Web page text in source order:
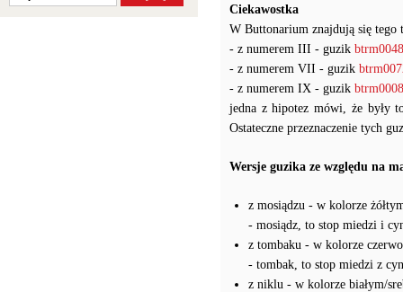
Ciekawostka
W Buttonarium znajdują się
- z numerem III - guzik
- z numerem VII - guzik
- z numerem IX - guzik
jedna z hipotez mówi, że były
Ostateczne przeznaczenie tych
Wersje guzika ze względu na
z mosiądzu - w kolorze
- mosiądz, to stop miedzi i
z tombaku - w kolorze
- tombak, to stop miedzi z
z niklu - w kolorze białym/